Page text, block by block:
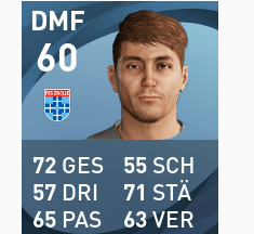
60
DMF
72 GES
57 DRI
65 PAS
55 SCH
71 STÄ
63VER